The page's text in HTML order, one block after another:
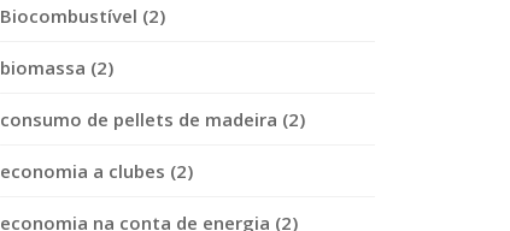
Biocombustível (2)
biomassa (2)
consumo de pellets de madeira (2)
economia a clubes (2)
economia na conta de energia (2)